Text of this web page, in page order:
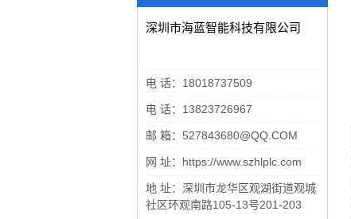
深圳市海蓝智能科技有限公司
电 话：18018737509
电 话：13823726967
邮 箱：527843680@QQ.COM
网 址：https://www.szhlplc.com
地 址：深圳市龙华区观湖街道观城
社区环观南路105-13号201-203